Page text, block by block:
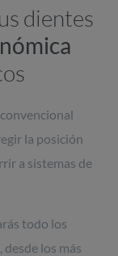
dientes
la posición
a sistemas de
todo los
los más